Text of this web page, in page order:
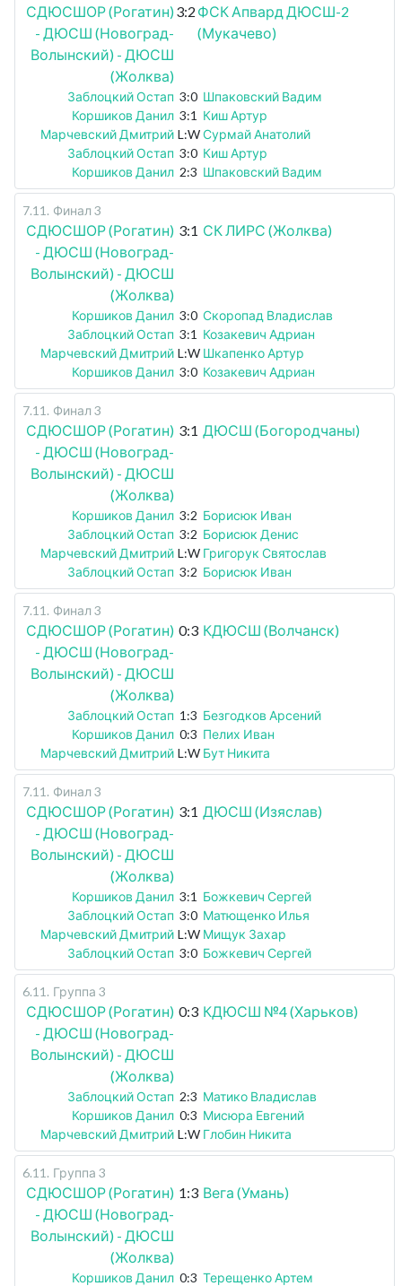
СДЮСШОР (Рогатин)
- ДЮСШ (Новоград-
Волынский) - ДЮСШ
(Жолква)
3:2 ФСК Апвард ДЮСШ-2
(Мукачево)
Заблоцкий Остап 3:0 Шпаковский Вадим
Коршиков Данил 3:1 Киш Артур
Марчевский Дмитрий L:W Сурмай Анатолий
Заблоцкий Остап 3:0 Киш Артур
Коршиков Данил 2:3 Шпаковский Вадим
7.11 . Финал 3
СДЮСШОР (Рогатин)
- ДЮСШ (Новоград-
Волынский) - ДЮСШ
(Жолква)
3:1 СК ЛИРС (Жолква)
Коршиков Данил 3:0 Скоропад Владислав
Заблоцкий Остап 3:1 Козакевич Адриан
Марчевский Дмитрий L:W Шкапенко Артур
Коршиков Данил 3:0 Козакевич Адриан
7.11 . Финал 3
СДЮСШОР (Рогатин)
- ДЮСШ (Новоград-
Волынский) - ДЮСШ
(Жолква)
3:1 ДЮСШ (Богородчаны)
Коршиков Данил 3:2 Борисюк Иван
Заблоцкий Остап 3:2 Борисюк Денис
Марчевский Дмитрий L:W Григорук Святослав
Заблоцкий Остап 3:2 Борисюк Иван
7.11 . Финал 3
СДЮСШОР (Рогатин)
- ДЮСШ (Новоград-
Волынский) - ДЮСШ
(Жолква)
0:3 КДЮСШ (Волчанск)
Заблоцкий Остап 1:3 Безгодков Арсений
Коршиков Данил 0:3 Пелих Иван
Марчевский Дмитрий L:W Бут Никита
7.11 . Финал 3
СДЮСШОР (Рогатин)
- ДЮСШ (Новоград-
Волынский) - ДЮСШ
(Жолква)
3:1 ДЮСШ (Изяслав)
Коршиков Данил 3:1 Божкевич Сергей
Заблоцкий Остап 3:0 Матющенко Илья
Марчевский Дмитрий L:W Мищук Захар
Заблоцкий Остап 3:0 Божкевич Сергей
6.11 . Группа 3
СДЮСШОР (Рогатин)
- ДЮСШ (Новоград-
Волынский) - ДЮСШ
(Жолква)
0:3 КДЮСШ №4 (Харьков)
Заблоцкий Остап 2:3 Матико Владислав
Коршиков Данил 0:3 Мисюра Евгений
Марчевский Дмитрий L:W Глобин Никита
6.11 . Группа 3
СДЮСШОР (Рогатин)
- ДЮСШ (Новоград-
Волынский) - ДЮСШ
(Жолква)
1:3 Вега (Умань)
Коршиков Данил 0:3 Терещенко Артем